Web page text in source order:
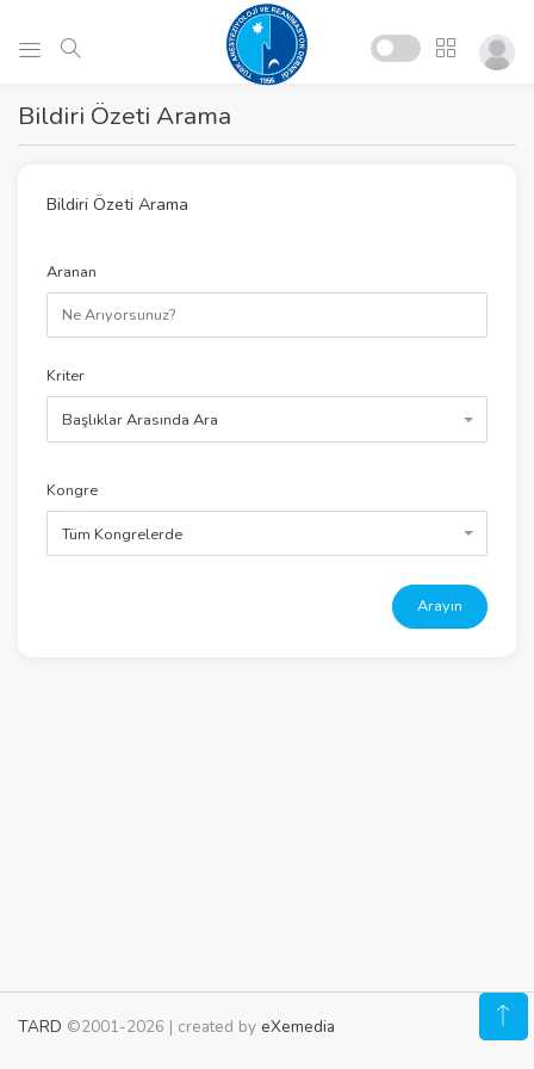
Bildiri Özeti Arama
Bildiri Özeti Arama
Aranan
Kriter
Başlıklar Arasında Ara
Kongre
Tüm Kongrelerde
Arayın
TARD ©2001-2026 | created by eXemedia